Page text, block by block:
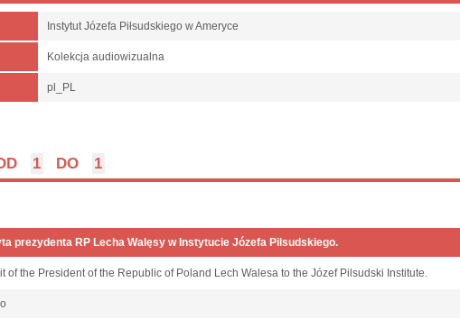
Instytut Józefa Piłsudskiego w Ameryce
Kolekcja audiowizualna
pl_PL
1 DO 1
prezydenta RP Lecha Walęsy w Instytucie Józefa Pilsudskiego.
of the President of the Republic of Poland Lech Walesa to the Józef Pilsudski Institute.